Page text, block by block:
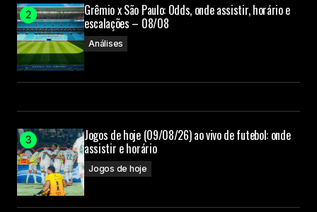
Grêmio x São Paulo: Odds, onde assistir, horário e
escalações – 08/08
Análises
Jogos de hoje (09/08/26) ao vivo de futebol: onde
assistir e horário
Jogos de hoje